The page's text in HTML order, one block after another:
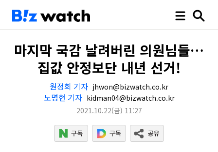
마지막 국감 날려버린 의원님들…
집값 안정보단 내년 선거!
원정희 기자 jhwon@bizwatch.co.kr
노명현 기자 kidman04@bizwatch.co.kr
2021.10.22(금) 11:27